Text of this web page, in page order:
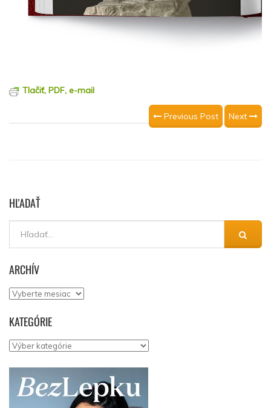
Tlačiť, PDF, e-mail
Previous Post Next
HĽADAŤ
ARCHÍV
Archív
KATEGÓRIE
Kategórie